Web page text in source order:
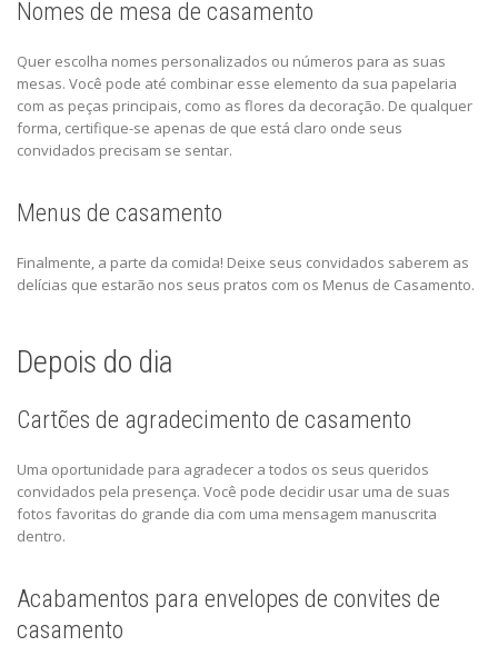
Nomes de mesa de casamento
Quer escolha nomes personalizados ou números para as suas
mesas. Você pode até combinar esse elemento da sua papelaria
com as peças principais, como as flores da decoração. De qualquer
forma, certifique-se apenas de que está claro onde seus
convidados precisam se sentar.
Menus de casamento
Finalmente, a parte da comida! Deixe seus convidados saberem as
delícias que estarão nos seus pratos com os Menus de Casamento.
Depois do dia
Cartões de agradecimento de casamento
Uma oportunidade para agradecer a todos os seus queridos ​​
convidados pela presença. Você pode decidir usar uma de suas
fotos favoritas do grande dia com uma mensagem manuscrita
dentro.
Acabamentos para envelopes de convites de
casamento